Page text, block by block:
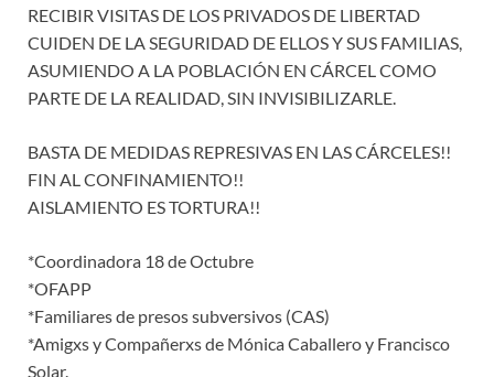
RECIBIR VISITAS DE LOS PRIVADOS DE LIBERTAD
CUIDEN DE LA SEGURIDAD DE ELLOS Y SUS FAMILIAS,
ASUMIENDO A LA POBLACIÓN EN CÁRCEL COMO
PARTE DE LA REALIDAD, SIN INVISIBILIZARLE.
BASTA DE MEDIDAS REPRESIVAS EN LAS CÁRCELES!!
FIN AL CONFINAMIENTO!!
AISLAMIENTO ES TORTURA!!
*Coordinadora 18 de Octubre
*OFAPP
*Familiares de presos subversivos (CAS)
*Amigxs y Compañerxs de Mónica Caballero y Francisco
Solar.